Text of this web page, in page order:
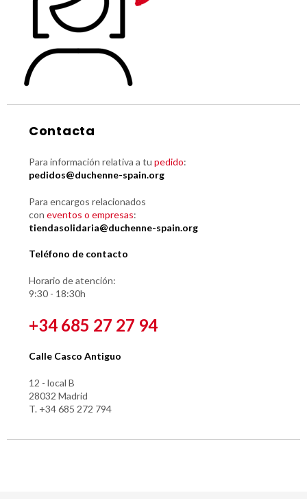
Contacta
Para información relativa a tu pedido:
pedidos@duchenne-spain.org
Para encargos relacionados
con eventos o empresas:
tiendasolidaria@duchenne-spain.org
Teléfono de contacto
Horario de atención:
9:30 - 18:30h
+34 685 27 27 94
Calle Casco Antiguo
12 - local B
28032 Madrid
T. +34 685 272 794